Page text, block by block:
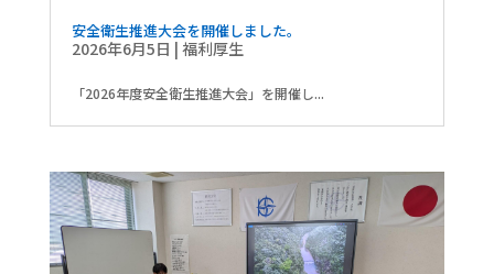
安全衛生推進大会を開催しました。
2026年6月5日 | 福利厚生
「2026年度安全衛生推進大会」を開催し...